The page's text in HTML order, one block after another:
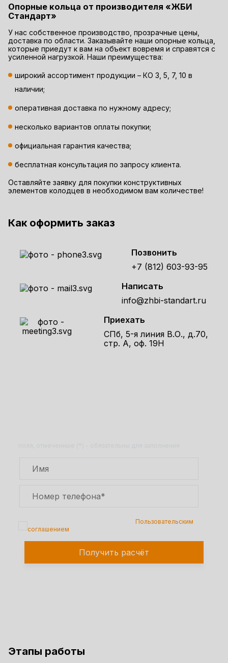
Опорные кольца от производителя «ЖБИ
Стандарт»
У нас собственное производство, прозрачные цены,
доставка по области. Заказывайте наши опорные кольца,
которые приедут к вам на объект вовремя и справятся с
усиленной нагрузкой. Наши преимущества:
широкий ассортимент продукции – КО 3, 5, 7, 10 в
наличии;
оперативная доставка по нужному адресу;
несколько вариантов оплаты покупки;
официальная гарантия качества;
бесплатная консультация по запросу клиента.
Оставляйте заявку для покупки конструктивных
элементов колодцев в необходимом вам количестве!
Как оформить заказ
Позвонить
+7 (812) 603-93-95
Написать
info@zhbi-standart.ru
Приехать
СПб, 5-я линия В.О., д.70,
стр. А, оф. 19Н
Пользовательским
соглашением
Получить расчёт
Этапы работы